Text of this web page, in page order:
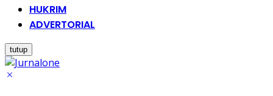
HUKRIM
ADVERTORIAL
tutup